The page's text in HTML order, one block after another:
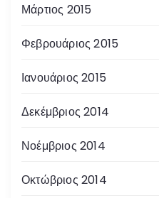
Μάρτιος 2015
Φεβρουάριος 2015
Ιανουάριος 2015
Δεκέμβριος 2014
Νοέμβριος 2014
Οκτώβριος 2014